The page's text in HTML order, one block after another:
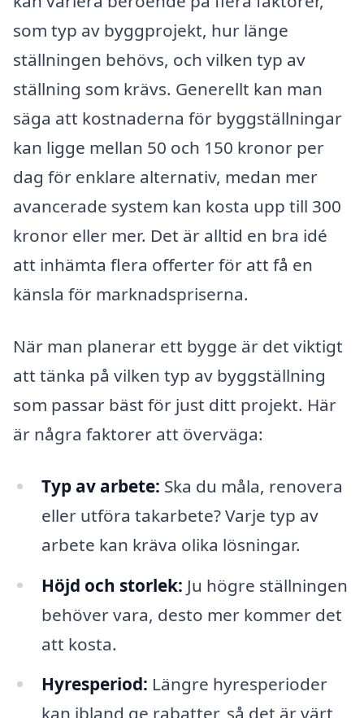
som typ av byggprojekt, hur länge
ställningen behövs, och vilken typ av
ställning som krävs. Generellt kan man
säga att kostnaderna för byggställningar
kan ligge mellan 50 och 150 kronor per
dag för enklare alternativ, medan mer
avancerade system kan kosta upp till 300
kronor eller mer. Det är alltid en bra idé
att inhämta flera offerter för att få en
känsla för marknadspriserna.
När man planerar ett bygge är det viktigt
att tänka på vilken typ av byggställning
som passar bäst för just ditt projekt. Här
är några faktorer att överväga:
Typ av arbete: Ska du måla, renovera
eller utföra takarbete? Varje typ av
arbete kan kräva olika lösningar.
Höjd och storlek: Ju högre ställningen
behöver vara, desto mer kommer det
att kosta.
Hyresperiod: Längre hyresperioder
kan ibland ge rabatter, så det är värt